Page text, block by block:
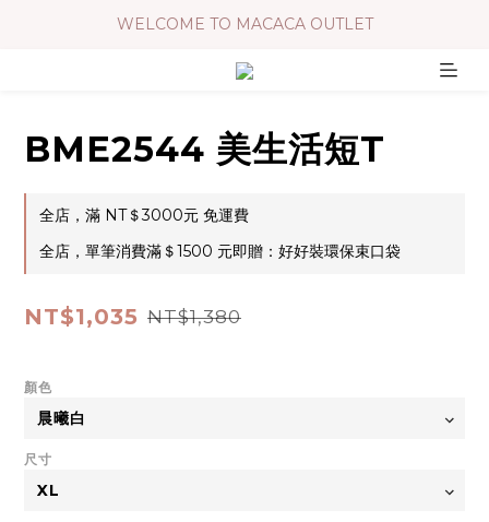
WELCOME TO MACACA OUTLET
BME2544 美生活短T
全店，滿 NT＄3000元 免運費
全店，單筆消費滿＄1500 元即贈：好好裝環保束口袋
NT$1,035 NT$1,380
顏色
尺寸